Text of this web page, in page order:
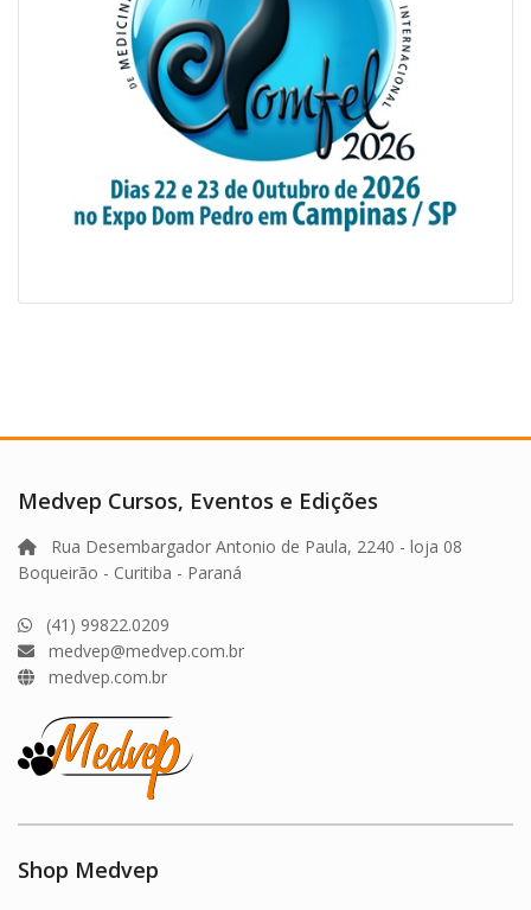
Medvep Cursos, Eventos e Edições
Rua Desembargador Antonio de Paula, 2240 - loja 08
Boqueirão - Curitiba - Paraná
(41) 99822.0209
medvep@medvep.com.br
medvep.com.br
Shop Medvep